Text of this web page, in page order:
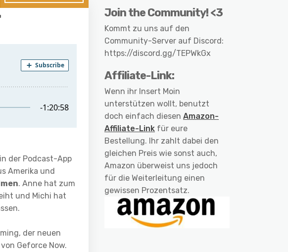
der Podcast-App
Amerika und
. Anne hat zum
und Michi hat
der neuen
Geforce Now.
Join the Community! <3
Kommt zu uns auf den
Community-Server auf Discord:
https://discord.gg/TEPWkGx
Affiliate-Link:
Wenn ihr Insert Moin
unterstützen wollt, benutzt
doch einfach diesen Amazon-
Affiliate-Link für eure
Bestellung. Ihr zahlt dabei den
gleichen Preis wie sonst auch,
Amazon überweist uns jedoch
für die Weiterleitung einen
gewissen Prozentsatz.